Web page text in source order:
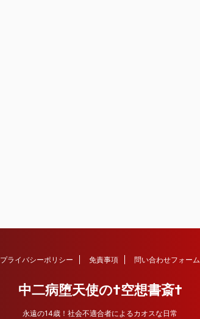
プライバシーポリシー 免責事項 問い合わせフォーム
中二病堕天使の†空想書斎†
永遠の14歳！社会不適合者によるカオスな日常